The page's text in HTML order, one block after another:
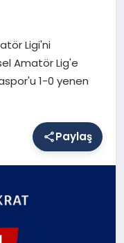
Ligi'ni
Amatör Lig'e
1-0 yenen
Paylaş